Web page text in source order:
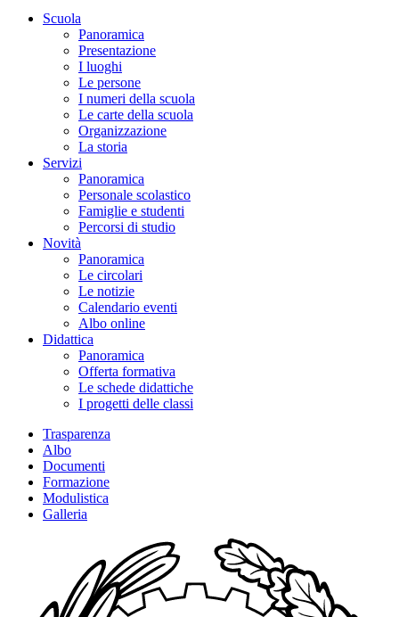
Scuola
Panoramica
Presentazione
I luoghi
Le persone
I numeri della scuola
Le carte della scuola
Organizzazione
La storia
Servizi
Panoramica
Personale scolastico
Famiglie e studenti
Percorsi di studio
Novità
Panoramica
Le circolari
Le notizie
Calendario eventi
Albo online
Didattica
Panoramica
Offerta formativa
Le schede didattiche
I progetti delle classi
Trasparenza
Albo
Documenti
Formazione
Modulistica
Galleria